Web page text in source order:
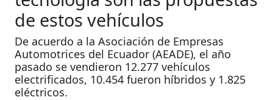
de estos vehículos
De acuerdo a la Asociación de Empresas
Automotrices del Ecuador (AEADE), el año
pasado se vendieron 12.277 vehículos
electrificados, 10.454 fueron híbridos y 1.825
eléctricos.